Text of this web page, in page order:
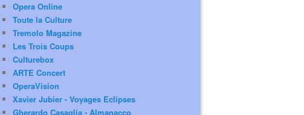
Opera Online
Toute la Culture
Tremolo Magazine
Les Trois Coups
Culturebox
ARTE Concert
OperaVision
Xavier Jubier - Voyages Eclipses
Gherardo Casaglia - Almanacco